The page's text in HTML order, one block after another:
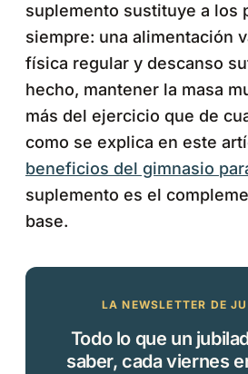
suplemento sustituye a los
siempre: una alimentación
física regular y descanso
hecho, mantener la masa
más del ejercicio que de
como se explica en este
beneficios del gimnasio
suplemento es el
base.
LA NEWSLETTER DE
Todo lo que un
saber, cada viernes